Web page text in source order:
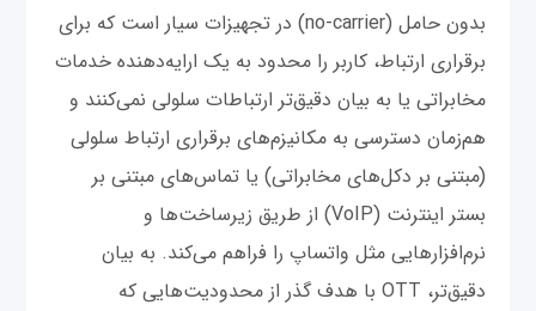
بدون حامل (no-carrier) در تجهیزات سیار است که برای
برقراری ارتباط، کاربر را محدود به یک ارایه‌دهنده خدمات
مخابراتی یا به بیان دقیق‌تر ارتباطات سلولی نمی‌کنند و
هم‌زمان دسترسی به مکانیزم‌های برقراری ارتباط سلولی
(مبتنی بر دکل‌های مخابراتی) یا تماس‌های مبتنی بر
بستر اینترنت (VoIP) از طریق زیرساخت‌ها و
نرم‌افزارهایی مثل واتساپ را فراهم می‌کند. به بیان
دقیق‌تر، OTT با هدف گذر از محدودیت‌هایی که